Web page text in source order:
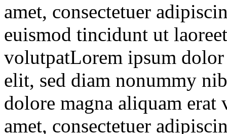
amet, consectetuer
euismod tincidunt ut
volutpatLorem ipsum
elit, sed diam nonummy
dolore magna aliquam
amet, consectetuer